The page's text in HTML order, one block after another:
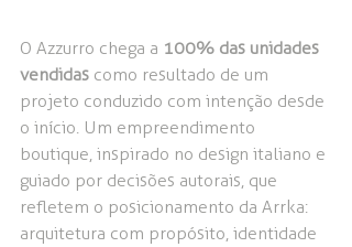
O Azzurro chega a 100% das unidades
vendidas como resultado de um
projeto conduzido com intenção desde
o início. Um empreendimento
boutique, inspirado no design italiano e
guiado por decisões autorais, que
refletem o posicionamento da Arrka:
arquitetura com propósito, identidade